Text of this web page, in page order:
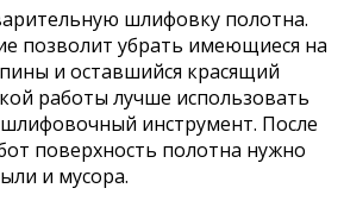
шлифовку полотна.
позволит убрать имеющиеся на
и оставшийся красящий
работы лучше использовать
инструмент. После
поверхность полотна нужно
и мусора.